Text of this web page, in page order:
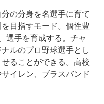
の分身を名選手に育て
目指すモード。個性豊
選手を育成する。チャ
ルのプロ野球選手とし
ることができる。高校
イレン、ブラスバンド